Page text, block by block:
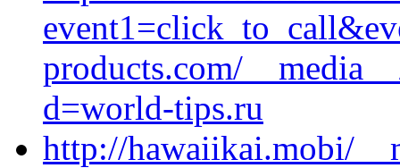
products.com/
d=world-tips.ru
http://hawaiikai.mobi/